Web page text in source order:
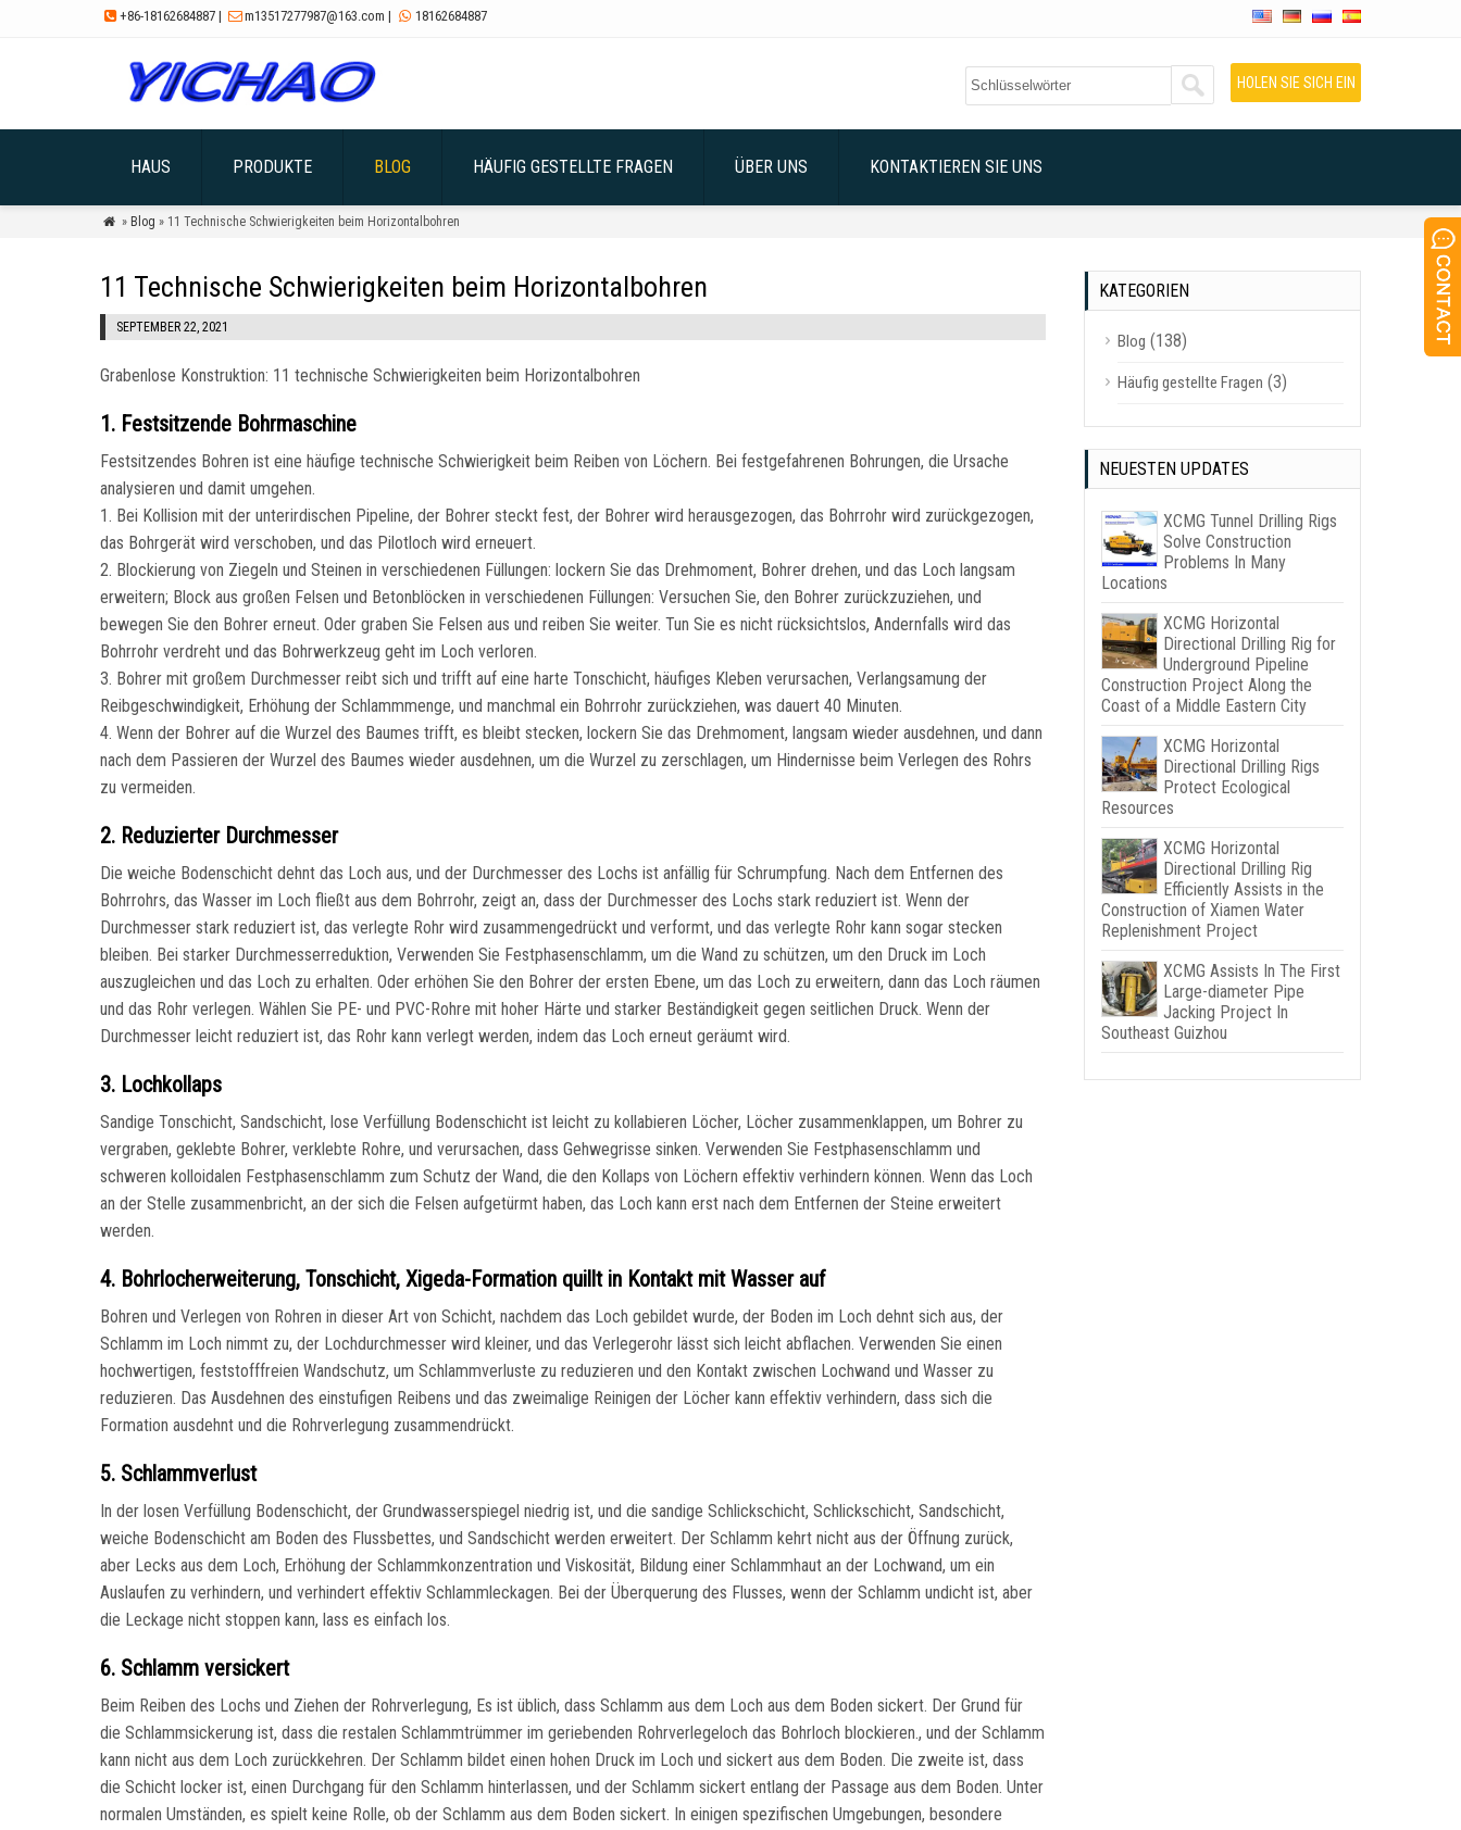
 +86-18162684887 | m13517277987@163.com |  18162684887
HOLEN SIE SICH EIN
HAUS PRODUKTE BLOG HÄUFIG GESTELLTE FRAGEN ÜBER UNS KONTAKTIEREN SIE UNS
 » Blog » 11 Technische Schwierigkeiten beim Horizontalbohren
11 Technische Schwierigkeiten beim Horizontalbohren
SEPTEMBER 22, 2021
Grabenlose Konstruktion: 11 technische Schwierigkeiten beim Horizontalbohren
1. Festsitzende Bohrmaschine
Festsitzendes Bohren ist eine häufige technische Schwierigkeit beim Reiben von Löchern. Bei festgefahrenen Bohrungen, die Ursache
analysieren und damit umgehen.
1. Bei Kollision mit der unterirdischen Pipeline, der Bohrer steckt fest, der Bohrer wird herausgezogen, das Bohrrohr wird zurückgezogen,
das Bohrgerät wird verschoben, und das Pilotloch wird erneuert.
2. Blockierung von Ziegeln und Steinen in verschiedenen Füllungen: lockern Sie das Drehmoment, Bohrer drehen, und das Loch langsam
erweitern; Block aus großen Felsen und Betonblöcken in verschiedenen Füllungen: Versuchen Sie, den Bohrer zurückzuziehen, und
bewegen Sie den Bohrer erneut. Oder graben Sie Felsen aus und reiben Sie weiter. Tun Sie es nicht rücksichtslos, Andernfalls wird das
Bohrrohr verdreht und das Bohrwerkzeug geht im Loch verloren.
3. Bohrer mit großem Durchmesser reibt sich und trifft auf eine harte Tonschicht, häufiges Kleben verursachen, Verlangsamung der
Reibgeschwindigkeit, Erhöhung der Schlammmenge, und manchmal ein Bohrrohr zurückziehen, was dauert 40 Minuten.
4. Wenn der Bohrer auf die Wurzel des Baumes trifft, es bleibt stecken, lockern Sie das Drehmoment, langsam wieder ausdehnen, und dann
nach dem Passieren der Wurzel des Baumes wieder ausdehnen, um die Wurzel zu zerschlagen, um Hindernisse beim Verlegen des Rohrs
zu vermeiden.
2. Reduzierter Durchmesser
Die weiche Bodenschicht dehnt das Loch aus, und der Durchmesser des Lochs ist anfällig für Schrumpfung. Nach dem Entfernen des
Bohrrohrs, das Wasser im Loch fließt aus dem Bohrrohr, zeigt an, dass der Durchmesser des Lochs stark reduziert ist. Wenn der
Durchmesser stark reduziert ist, das verlegte Rohr wird zusammengedrückt und verformt, und das verlegte Rohr kann sogar stecken
bleiben. Bei starker Durchmesserreduktion, Verwenden Sie Festphasenschlamm, um die Wand zu schützen, um den Druck im Loch
auszugleichen und das Loch zu erhalten. Oder erhöhen Sie den Bohrer der ersten Ebene, um das Loch zu erweitern, dann das Loch räumen
und das Rohr verlegen. Wählen Sie PE- und PVC-Rohre mit hoher Härte und starker Beständigkeit gegen seitlichen Druck. Wenn der
Durchmesser leicht reduziert ist, das Rohr kann verlegt werden, indem das Loch erneut geräumt wird.
3. Lochkollaps
Sandige Tonschicht, Sandschicht, lose Verfüllung Bodenschicht ist leicht zu kollabieren Löcher, Löcher zusammenklappen, um Bohrer zu
vergraben, geklebte Bohrer, verklebte Rohre, und verursachen, dass Gehwegrisse sinken. Verwenden Sie Festphasenschlamm und
schweren kolloidalen Festphasenschlamm zum Schutz der Wand, die den Kollaps von Löchern effektiv verhindern können. Wenn das Loch
an der Stelle zusammenbricht, an der sich die Felsen aufgetürmt haben, das Loch kann erst nach dem Entfernen der Steine erweitert
werden.
4. Bohrlocherweiterung, Tonschicht, Xigeda-Formation quillt in Kontakt mit Wasser auf
Bohren und Verlegen von Rohren in dieser Art von Schicht, nachdem das Loch gebildet wurde, der Boden im Loch dehnt sich aus, der
Schlamm im Loch nimmt zu, der Lochdurchmesser wird kleiner, und das Verlegerohr lässt sich leicht abflachen. Verwenden Sie einen
hochwertigen, feststofffreien Wandschutz, um Schlammverluste zu reduzieren und den Kontakt zwischen Lochwand und Wasser zu
reduzieren. Das Ausdehnen des einstufigen Reibens und das zweimalige Reinigen der Löcher kann effektiv verhindern, dass sich die
Formation ausdehnt und die Rohrverlegung zusammendrückt.
5. Schlammverlust
In der losen Verfüllung Bodenschicht, der Grundwasserspiegel niedrig ist, und die sandige Schlickschicht, Schlickschicht, Sandschicht,
weiche Bodenschicht am Boden des Flussbettes, und Sandschicht werden erweitert. Der Schlamm kehrt nicht aus der Öffnung zurück,
aber Lecks aus dem Loch, Erhöhung der Schlammkonzentration und Viskosität, Bildung einer Schlammhaut an der Lochwand, um ein
Auslaufen zu verhindern, und verhindert effektiv Schlammleckagen. Bei der Überquerung des Flusses, wenn der Schlamm undicht ist, aber
die Leckage nicht stoppen kann, lass es einfach los.
6. Schlamm versickert
Beim Reiben des Lochs und Ziehen der Rohrverlegung, Es ist üblich, dass Schlamm aus dem Loch aus dem Boden sickert. Der Grund für
die Schlammsickerung ist, dass die restalen Schlammtrümmer im geriebenden Rohrverlegeloch das Bohrloch blockieren., und der Schlamm
kann nicht aus dem Loch zurückkehren. Der Schlamm bildet einen hohen Druck im Loch und sickert aus dem Boden. Die zweite ist, dass
die Schicht locker ist, einen Durchgang für den Schlamm hinterlassen, und der Schlamm sickert entlang der Passage aus dem Boden. Unter
normalen Umständen, es spielt keine Rolle, ob der Schlamm aus dem Boden sickert. In einigen spezifischen Umgebungen, besondere
KATEGORIEN
Blog (138)
Häufig gestellte Fragen (3)
NEUESTEN UPDATES
XCMG Tunnel Drilling Rigs
Solve Construction
Problems In Many
Locations
XCMG Horizontal
Directional Drilling Rig for
Underground Pipeline
Construction Project Along the
Coast of a Middle Eastern City
XCMG Horizontal
Directional Drilling Rigs
Protect Ecological
Resources
XCMG Horizontal
Directional Drilling Rig
Efficiently Assists in the
Construction of Xiamen Water
Replenishment Project
XCMG Assists In The First
Large-diameter Pipe
Jacking Project In
Southeast Guizhou